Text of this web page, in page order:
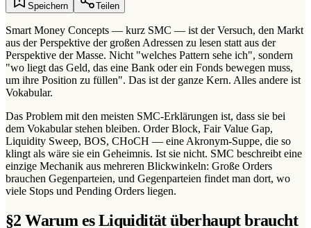
Speichern Teilen
Smart Money Concepts — kurz SMC — ist der Versuch, den Markt
aus der Perspektive der großen Adressen zu lesen statt aus der
Perspektive der Masse. Nicht "welches Pattern sehe ich", sondern
"wo liegt das Geld, das eine Bank oder ein Fonds bewegen muss,
um ihre Position zu füllen". Das ist der ganze Kern. Alles andere ist
Vokabular.
Das Problem mit den meisten SMC-Erklärungen ist, dass sie bei
dem Vokabular stehen bleiben. Order Block, Fair Value Gap,
Liquidity Sweep, BOS, CHoCH — eine Akronym-Suppe, die so
klingt als wäre sie ein Geheimnis. Ist sie nicht. SMC beschreibt eine
einzige Mechanik aus mehreren Blickwinkeln: Große Orders
brauchen Gegenparteien, und Gegenparteien findet man dort, wo
viele Stops und Pending Orders liegen.
§2 Warum es Liquidität überhaupt braucht